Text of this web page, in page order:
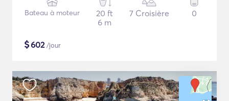
Bateau à moteur
20 ft
6 m
7 Croisière 0
$602/jour